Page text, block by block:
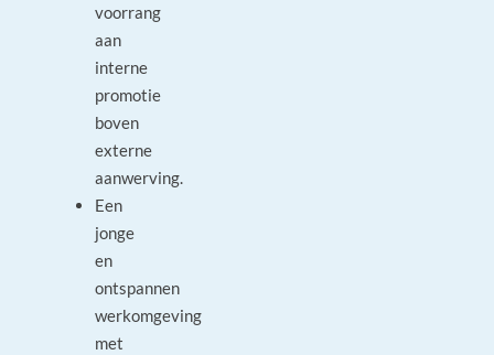
voorrang
aan
interne
promotie
boven
externe
aanwerving.
Een
jonge
en
ontspannen
werkomgeving
met